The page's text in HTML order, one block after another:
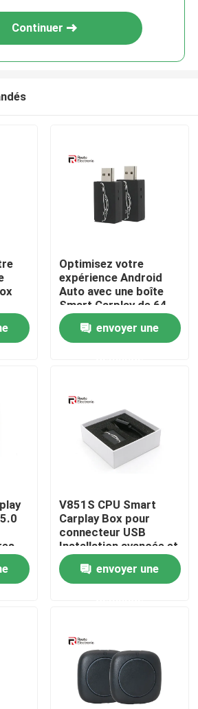
Stéréo
Continuer
Optimisez votre
expérience Android
Auto avec une boîte
Smart Carplay de 64
Mo DDR2 intégrée
envoyer une
V851S CPU Smart
Carplay Box pour
connecteur USB
Installation avancée et
conviviale
envoyer une